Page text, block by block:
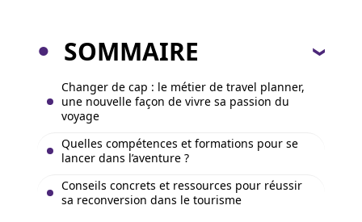
SOMMAIRE
Changer de cap : le métier de travel planner,
une nouvelle façon de vivre sa passion du
voyage
Quelles compétences et formations pour se
lancer dans l’aventure ?
Conseils concrets et ressources pour réussir
sa reconversion dans le tourisme